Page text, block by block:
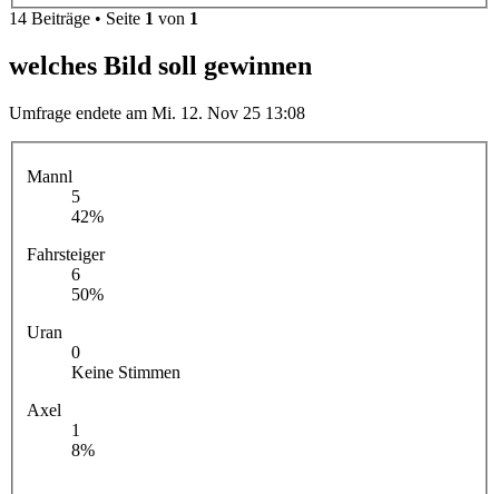
14 Beiträge • Seite 1 von 1
welches Bild soll gewinnen
Umfrage endete am Mi. 12. Nov 25 13:08
Mannl
5
42%
Fahrsteiger
6
50%
Uran
0
Keine Stimmen
Axel
1
8%